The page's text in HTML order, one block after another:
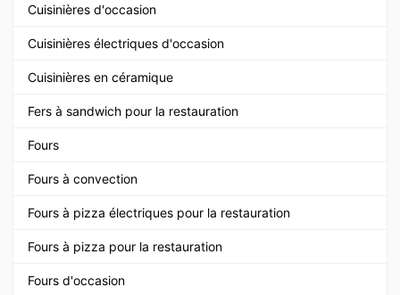
Cuisinières d'occasion
Cuisinières électriques d'occasion
Cuisinières en céramique
Fers à sandwich pour la restauration
Fours
Fours à convection
Fours à pizza électriques pour la restauration
Fours à pizza pour la restauration
Fours d'occasion